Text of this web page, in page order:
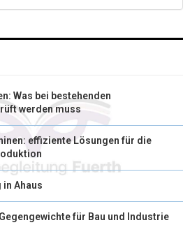
Was bei bestehenden
werden muss
effiziente Lösungen für die
Ahaus
für Bau und Industrie